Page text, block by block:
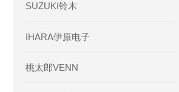
SUZUKI铃木
IHARA伊原电子
桃太郎VENN